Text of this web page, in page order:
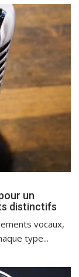
un
distinctifs
vocaux,
type...